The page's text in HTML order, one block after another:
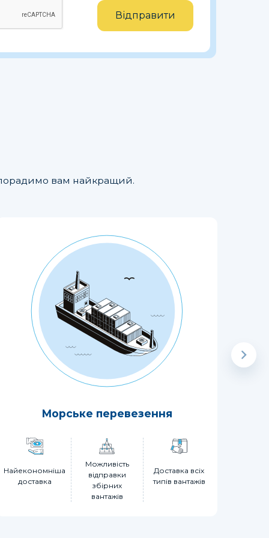
Відправити
порадимо вам найкращий.
Морське перевезення
Найекономніша
доставка
Можливість
відправки
збірних
вантажів
Доставка всіх
типів вантажів